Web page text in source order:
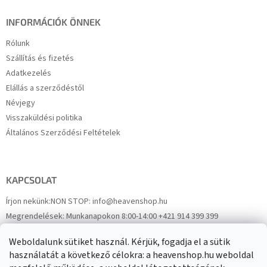
Weboldalunk sütiket használ. Kérjük, fogadja el a sütik
használatát a következő célokra: a heavenshop.hu weboldal
INFORMÁCIÓK ÖNNEK
Rólunk
Szállítás és fizetés
Adatkezelés
Elállás a szerződéstől
Névjegy
Visszaküldési politika
Általános Szerződési Feltételek
KAPCSOLAT
Írjon nekünk:NON STOP: info@heavenshop.hu
Megrendelések:Munkanapokon 8:00-14:00 +421 914 399 399
FacebookHeavenShop.sk